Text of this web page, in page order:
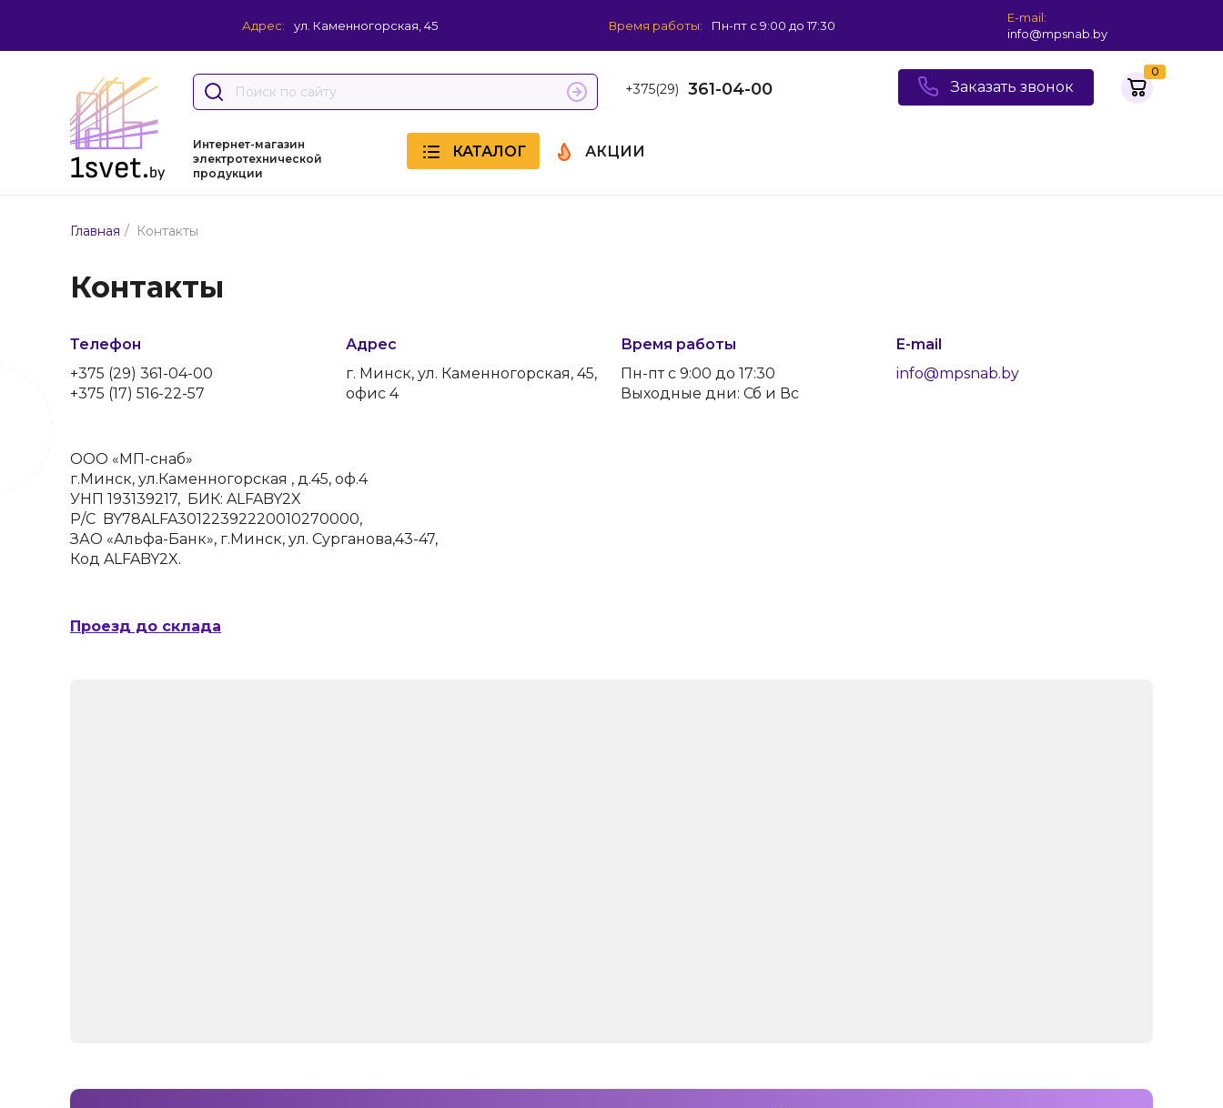
Адрес: ул. Каменногорская, 45 Время работы: Пн-пт с 9:00 до 17:30
E-mail:
info@mpsnab.by
+375(29) 361-04-00 Заказать звонок
0
Интернет-магазин
электротехнической
продукции
КАТАЛОГ АКЦИИ
Главная / Контакты
Контакты
Телефон
+375 (29) 361-04-00
+375 (17) 516-22-57
Адрес
г. Минск, ул. Каменногорская, 45,
офис 4
Время работы
Пн-пт с 9:00 до 17:30
Выходные дни: Сб и Вс
E-mail
info@mpsnab.by
ООО «МП-снаб»
г.Минск, ул.Каменногорская , д.45, оф.4
УНП 193139217, БИК: ALFABY2X
Р/С BY78ALFA30122392220010270000,
ЗАО «Альфа-Банк», г.Минск, ул. Сурганова,43-47,
Код ALFABY2X.
Проезд до склада